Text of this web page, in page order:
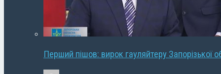
Перший пішов: вирок гауляйтеру Запорізької